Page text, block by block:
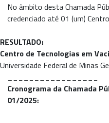
No âmbito desta Chamada
credenciado até 01 (um)
RESULTADO:
Centro de Tecnologias em
Universidade Federal de Minas
Cronograma da Chamada
01/2025: